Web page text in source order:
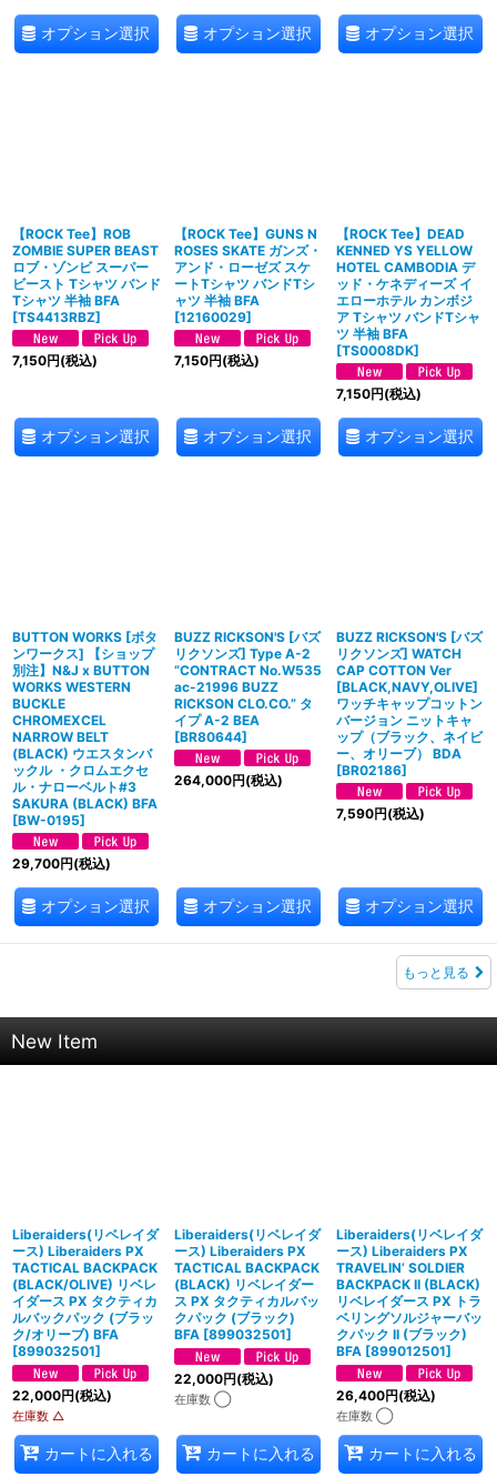
オプション選択 オプション選択 オプション選択
【ROCK Tee】ROB
ZOMBIE SUPER BEAST
ロブ・ゾンビ スーパー
ビースト Tシャツ バンド
Tシャツ 半袖 BFA
[TS4413RBZ]
7,150円(税込)
オプション選択
【ROCK Tee】GUNS N
ROSES SKATE ガンズ・
アンド・ローゼズ スケ
ートTシャツ バンドTシ
ャツ 半袖 BFA
[12160029]
7,150円(税込)
オプション選択
【ROCK Tee】DEAD
KENNED YS YELLOW
HOTEL CAMBODIA デ
ッド・ケネディーズ イ
エローホテル カンボジ
ア Tシャツ バンドTシャ
ツ 半袖 BFA
[TS0008DK]
7,150円(税込)
オプション選択
BUTTON WORKS [ボタ
ンワークス] 【ショップ
別注】N&J x BUTTON
WORKS WESTERN
BUCKLE
CHROMEXCEL
NARROW BELT
(BLACK) ウエスタンバ
ックル ・クロムエクセ
ル・ナローベルト⁡#3
SAKURA (BLACK) BFA
[BW-0195]
29,700円(税込)
オプション選択
BUZZ RICKSON'S [バズ
リクソンズ] Type A-2
“CONTRACT No.W535
ac-21996 BUZZ
RICKSON CLO.CO.” タ
イプ A-2 BEA
[BR80644]
264,000円(税込)
オプション選択
BUZZ RICKSON'S [バズ
リクソンズ] WATCH
CAP COTTON Ver
[BLACK,NAVY,OLIVE]
ワッチキャップコットン
バージョン ニットキャ
ップ（ブラック、ネイビ
ー、オリーブ） BDA
[BR02186]
7,590円(税込)
オプション選択
もっと見る
New Item
Liberaiders(リベレイダ
ース) Liberaiders PX
TACTICAL BACKPACK
(BLACK/OLIVE) リベレ
イダース PX タクティカ
ルバックパック (ブラッ
ク/オリーブ) BFA
[899032501]
22,000円(税込)
在庫数 △
カートに入れる
Liberaiders(リベレイダ
ース) Liberaiders PX
TACTICAL BACKPACK
(BLACK) リベレイダー
ス PX タクティカルバッ
クパック (ブラック)
BFA [899032501]
22,000円(税込)
在庫数 ◯
カートに入れる
Liberaiders(リベレイダ
ース) Liberaiders PX
TRAVELIN’ SOLDIER
BACKPACK II (BLACK)
リベレイダース PX トラ
ベリングソルジャーバッ
クパック II (ブラック)
BFA [899012501]
26,400円(税込)
在庫数 ◯
カートに入れる